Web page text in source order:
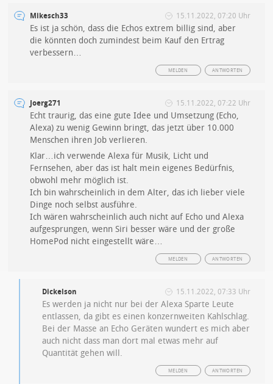
Mikesch33 15.11.2022, 07:20 Uhr
Es ist ja schön, dass die Echos extrem billig sind, aber
die könnten doch zumindest beim Kauf den Ertrag
verbessern…
ANTWORTEN
MELDEN
Joerg271 15.11.2022, 07:22 Uhr
Echt traurig, das eine gute Idee und Umsetzung (Echo,
Alexa) zu wenig Gewinn bringt, das jetzt über 10.000
Menschen ihren Job verlieren.
Klar…ich verwende Alexa für Musik, Licht und
Fernsehen, aber das ist halt mein eigenes Bedürfnis,
obwohl mehr möglich ist.
Ich bin wahrscheinlich in dem Alter, das ich lieber viele
Dinge noch selbst ausführe.
Ich wären wahrscheinlich auch nicht auf Echo und Alexa
aufgesprungen, wenn Siri besser wäre und der große
HomePod nicht eingestellt wäre…
ANTWORTEN
MELDEN
Dickelson 15.11.2022, 07:33 Uhr
Es werden ja nicht nur bei der Alexa Sparte Leute
entlassen, da gibt es einen konzernweiten Kahlschlag.
Bei der Masse an Echo Geräten wundert es mich aber
auch nicht dass man dort mal etwas mehr auf
Quantität gehen will.
ANTWORTEN
MELDEN